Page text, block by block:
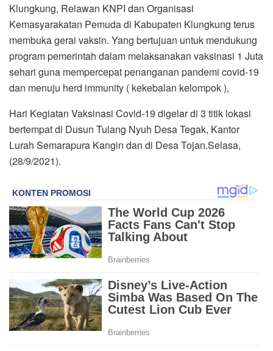
Klungkung, Relawan KNPI dan Organisasi
Kemasyarakatan Pemuda di Kabupaten Klungkung terus
membuka gerai vaksin. Yang bertujuan untuk mendukung
program pemerintah dalam melaksanakan vaksinasi 1 Juta
sehari guna mempercepat penanganan pandemi covid-19
dan menuju herd immunity ( kekebalan kelompok ),
Hari Kegiatan Vaksinasi Covid-19 digelar di 3 titik lokasi
bertempat di Dusun Tulang Nyuh Desa Tegak, Kantor
Lurah Semarapura Kangin dan di Desa Tojan.Selasa,
(28/9/2021).